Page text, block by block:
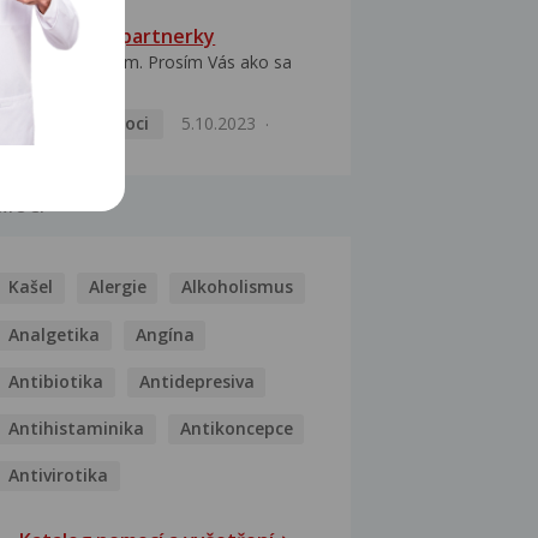
HPV typ 52 u partnerky
Dobrý deň prajem. Prosím Vás ako sa
Pohlavní nemoci
5.10.2023
Kašel Alergie Alkoholismus
Analgetika Angína
Antibiotika Antidepresiva
Antihistaminika Antikoncepce
Antivirotika